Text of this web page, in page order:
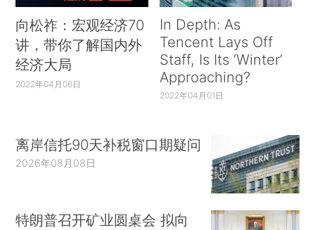
向松祚：宏观经济70
讲，带你了解国内外
经济大局
2022年04月06日
In Depth: As
Tencent Lays Off
Staff, Is Its ‘Winter’
Approaching?
2022年04月01日
离岸信托90天补税窗口期疑问
2026年08月08日
特朗普召开矿业圆桌会 拟向